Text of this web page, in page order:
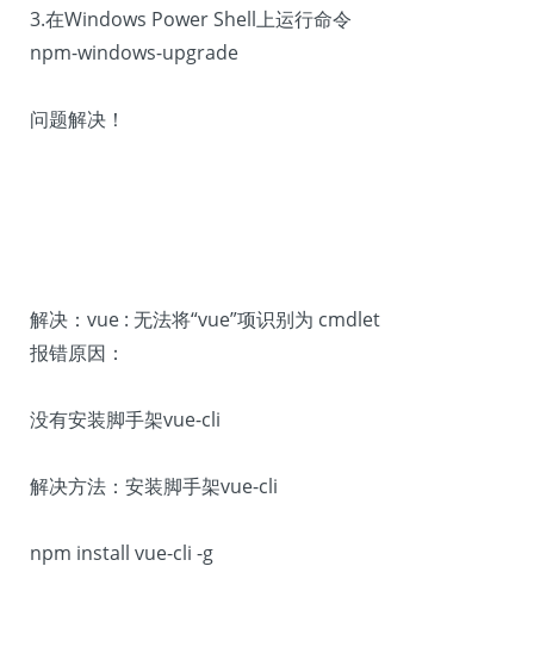
3.在Windows Power Shell上运行命令
npm-windows-upgrade
问题解决！
解决：vue : 无法将“vue”项识别为 cmdlet
报错原因：
没有安装脚手架vue-cli
解决方法：安装脚手架vue-cli
npm install vue-cli -g